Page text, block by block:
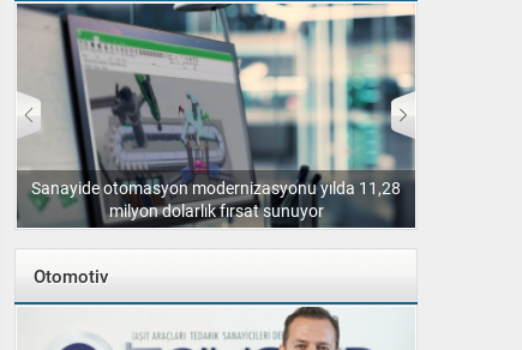
Sanayide otomasyon modernizasyonu yılda 11,28
milyon dolarlık fırsat sunuyor
Otomotiv